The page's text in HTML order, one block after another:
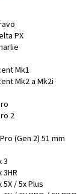
PX
Mk1
Mk2 a Mk2i
2
(Gen 2) 51 mm
3
5X / 5x Plus